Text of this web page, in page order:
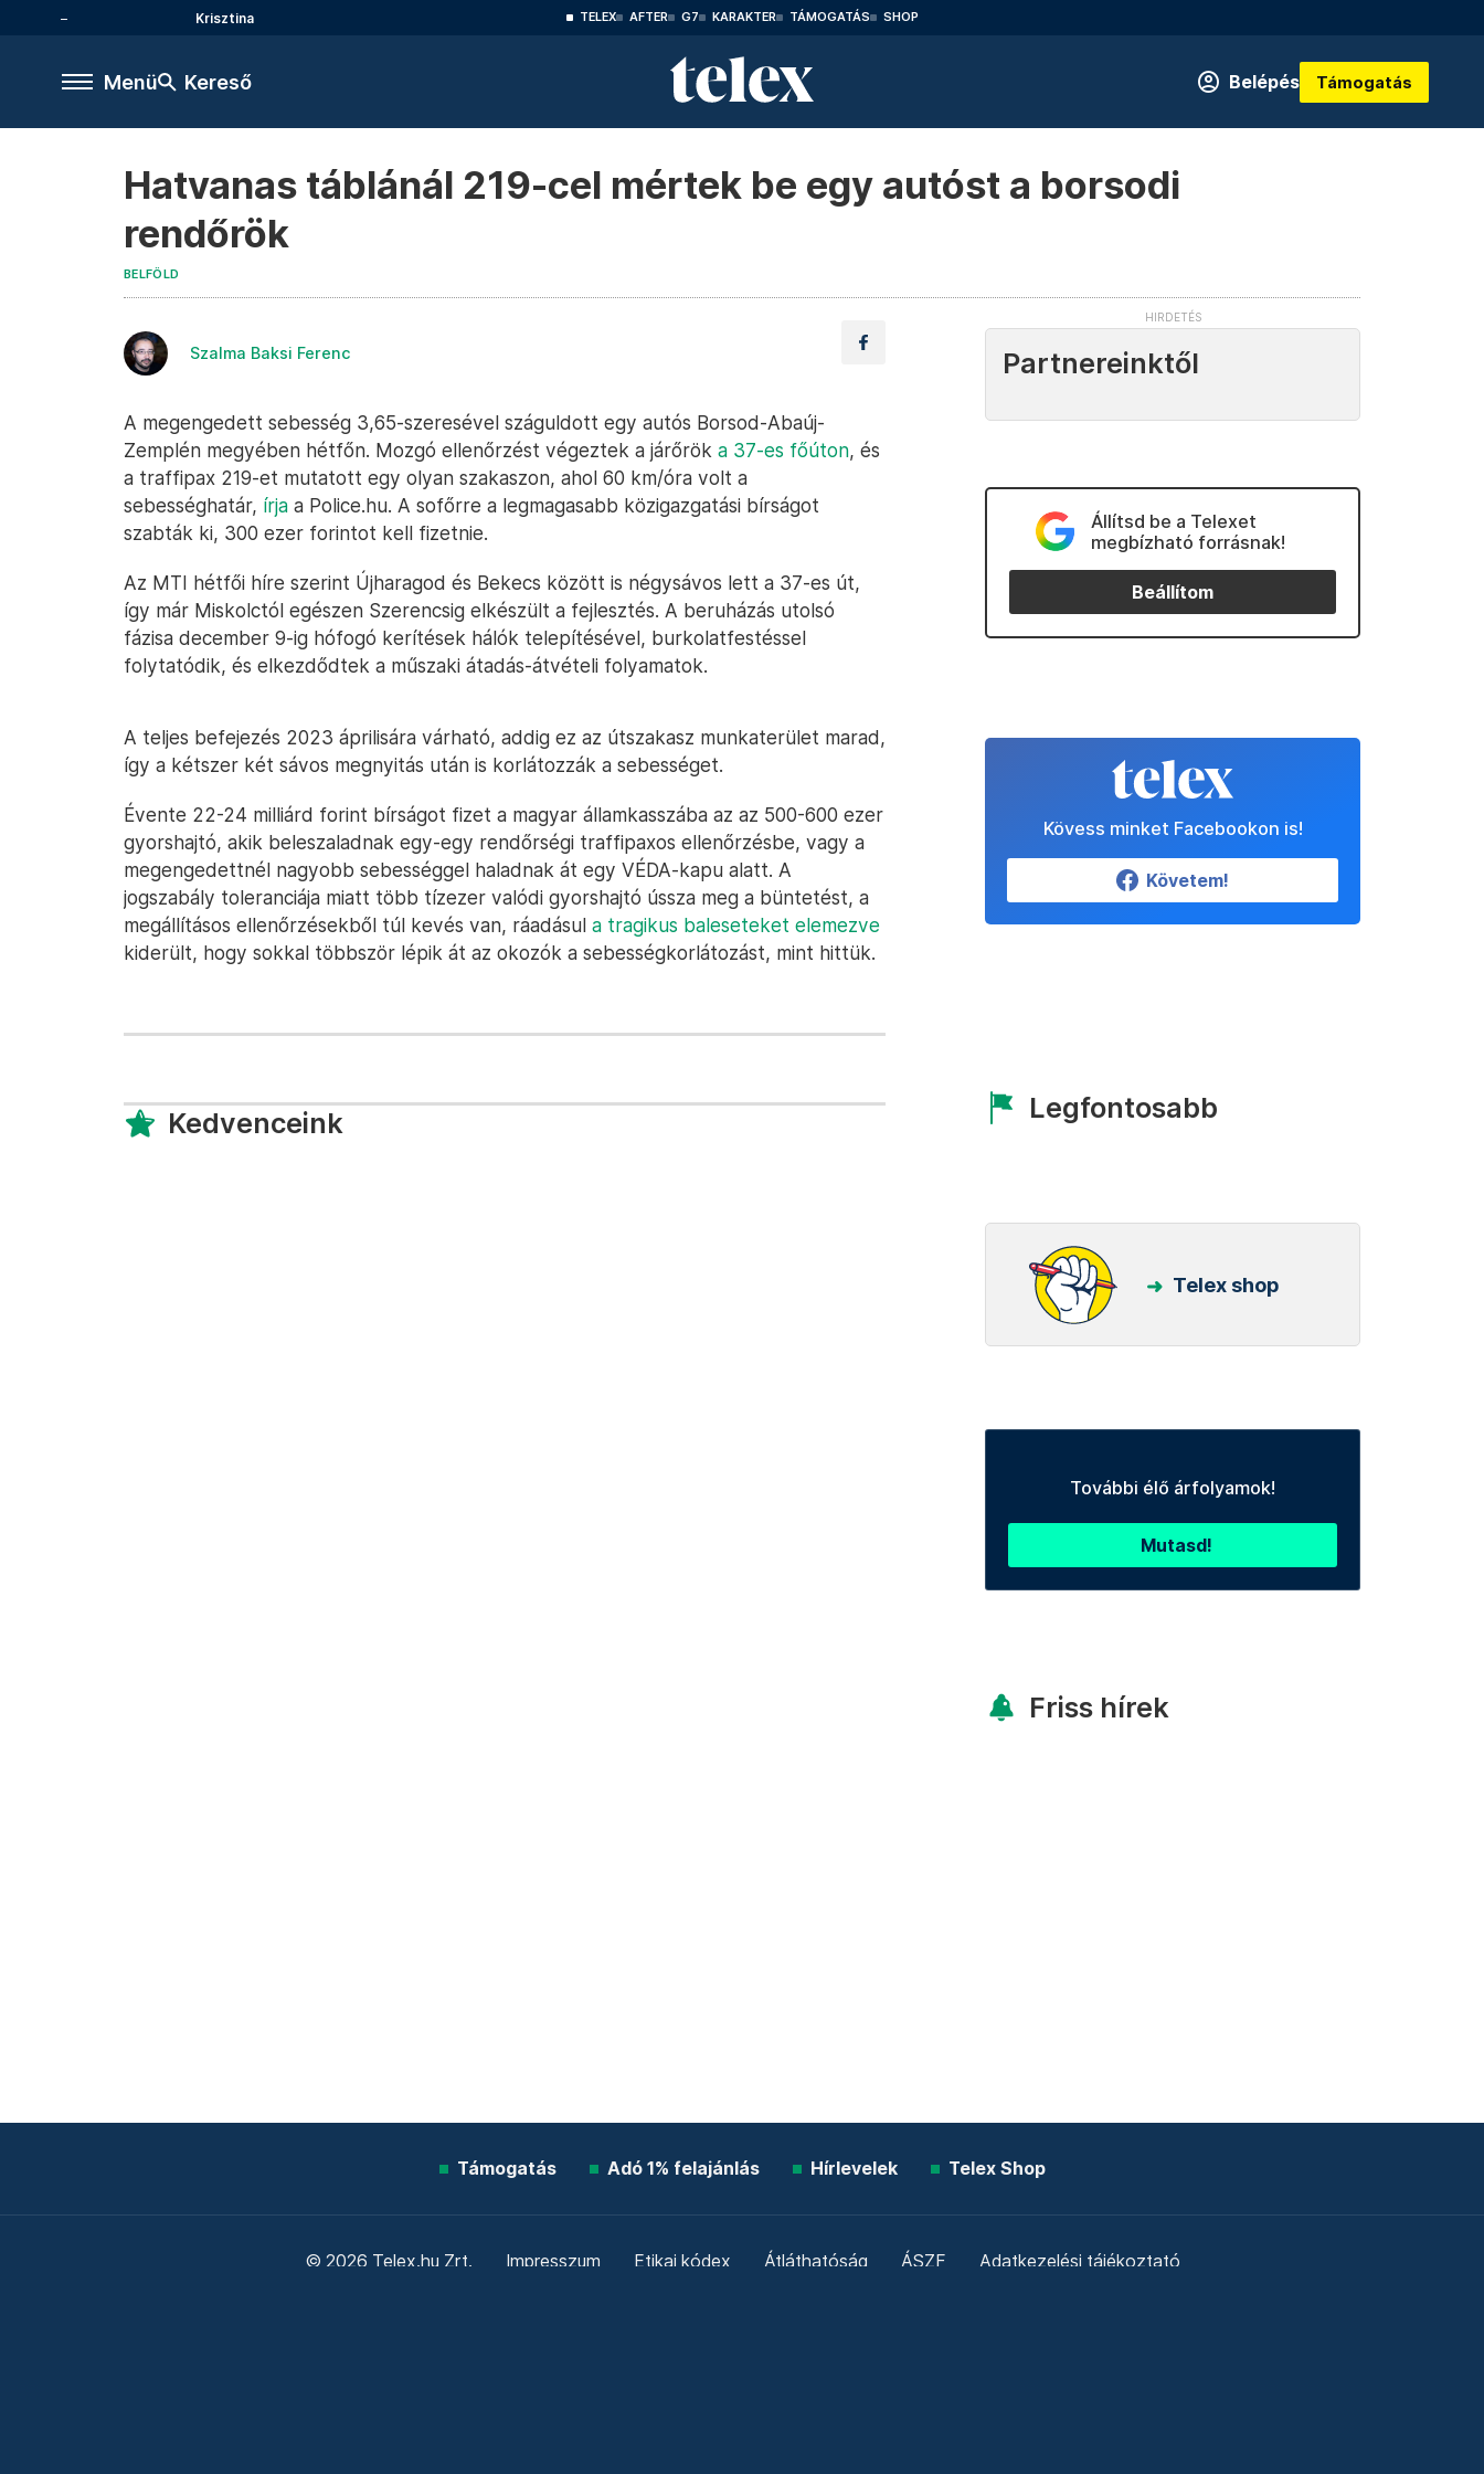
Krisztina TELEX AFTER G7 KARAKTER TÁMOGATÁS SHOP
Menü Kereső Belépés Támogatás
Hatvanas táblánál 219-cel mértek be egy autóst a borsodi
rendőrök
BELFÖLD
Szalma Baksi Ferenc
A megengedett sebesség 3,65-szeresével száguldott egy autós Borsod-Abaúj-
Zemplén megyében hétfőn. Mozgó ellenőrzést végeztek a járőrök a 37-es főúton, és
a traffipax 219-et mutatott egy olyan szakaszon, ahol 60 km/óra volt a
sebességhatár, írja a Police.hu. A sofőrre a legmagasabb közigazgatási bírságot
szabták ki, 300 ezer forintot kell fizetnie.
Az MTI hétfői híre szerint Újharagod és Bekecs között is négysávos lett a 37-es út,
így már Miskolctól egészen Szerencsig elkészült a fejlesztés. A beruházás utolsó
fázisa december 9-ig hófogó kerítések hálók telepítésével, burkolatfestéssel
folytatódik, és elkezdődtek a műszaki átadás-átvételi folyamatok.
A teljes befejezés 2023 áprilisára várható, addig ez az útszakasz munkaterület marad,
így a kétszer két sávos megnyitás után is korlátozzák a sebességet.
Évente 22-24 milliárd forint bírságot fizet a magyar államkasszába az az 500-600 ezer
gyorshajtó, akik beleszaladnak egy-egy rendőrségi traffipaxos ellenőrzésbe, vagy a
megengedettnél nagyobb sebességgel haladnak át egy VÉDA-kapu alatt. A
jogszabály toleranciája miatt több tízezer valódi gyorshajtó ússza meg a büntetést, a
megállításos ellenőrzésekből túl kevés van, ráadásul a tragikus baleseteket elemezve
kiderült, hogy sokkal többször lépik át az okozók a sebességkorlátozást, mint hittük.
Kedvenceink
Partnereinktől
Állítsd be a Telexet
megbízható forrásnak!
Beállítom
Kövess minket Facebookon is!
Követem!
Legfontosabb
Telex shop
További élő árfolyamok!
Mutasd!
Friss hírek
Támogatás Adó 1% felajánlás Hírlevelek Telex Shop
© 2026 Telex.hu Zrt. Impresszum Etikai kódex Átláthatóság ÁSZF Adatkezelési tájékoztató